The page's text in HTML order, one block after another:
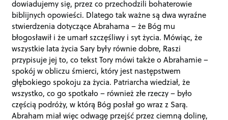
dowiadujemy się, przez co przechodzili bohaterowie
biblijnych opowieści. Dlatego tak ważne są dwa wyraźne
stwierdzenia dotyczące Abrahama – że Bóg mu
błogosławił i że umarł szczęśliwy i syt życia. Mówiąc, że
wszystkie lata życia Sary były równie dobre, Raszi
przypisuje jej to, co tekst Tory mówi także o Abrahamie –
spokój w obliczu śmierci, który jest następstwem
głębokiego spokoju za życia. Patriarcha wiedział, że
wszystko, co go spotkało – również złe rzeczy – było
częścią podróży, w którą Bóg posłał go wraz z Sarą.
Abraham miał więc odwagę przejść przez ciemną dolinę,